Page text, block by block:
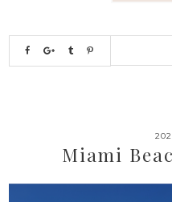
Miami